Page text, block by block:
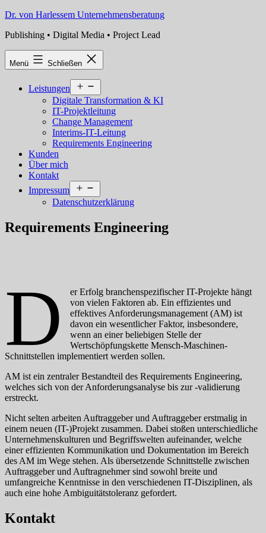
Zum
springen
Dr. von Harlessem Unternehmensberatung
Publishing • Digital Media • Project Lead
Menü Schließen
Leistungen
öffnen
Digitale Transformation & KI
IT-Projektleitung
Change Management
Interims-IT-Leitung
Requirements Engineering
Kunden
Über mich
Kontakt
Impressum
öffnen
Datenschutzerklärung
Requirements Engineering
D
er Erfolg branchenspezifischer IT-Projekte hängt
von vielen Faktoren ab. Ein effizientes und
effektives Anforderungsmanagement (AM) ist
davon ein wesentlicher Faktor, insbesondere,
wenn an einer beliebigen Stelle der
Wertschöpfungskette Mensch-Maschinen-
Schnittstellen implementiert werden sollen.
AM ist ein zentraler Bestandteil des Requirements Engineering,
welches sich von der Anforderungsanalyse bis zur -validierung
erstreckt.
Nicht selten arbeiten Auftraggeber und Auftraggeber erstmalig in
einem neuen (IT-)Projekt zusammen. Dabei stoßen unterschiedliche
Unternehmenskulturen und Begriffswelten aufeinander, welche
einer effizienten Kommunikation und Dokumentation im Bereich
des AM im Wege stehen. Als übersetzende Schnittstelle zwischen
Auftraggeber und Auftragnehmer sind sowohl breite und
umfangreiche Kenntnisse in den verschiedenen IT-Disziplinen, als
auch eine hohe Ambiguitätstoleranz gefordert.
Kontakt